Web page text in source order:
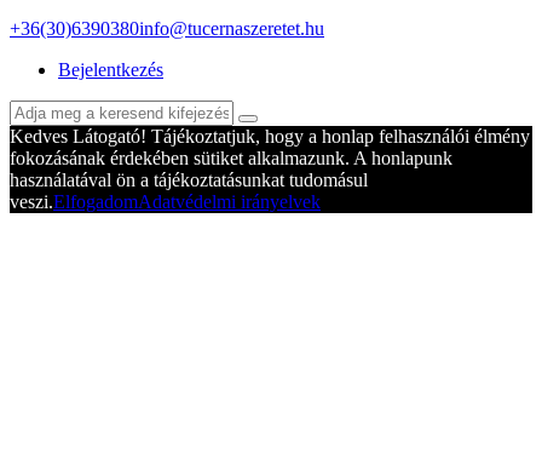
+36(30)6390380info@tucernaszeretet.hu
Bejelentkezés
Kedves Látogató! Tájékoztatjuk, hogy a honlap felhasználói élmény
fokozásának érdekében sütiket alkalmazunk. A honlapunk
használatával ön a tájékoztatásunkat tudomásul
veszi.ElfogadomAdatvédelmi irányelvek